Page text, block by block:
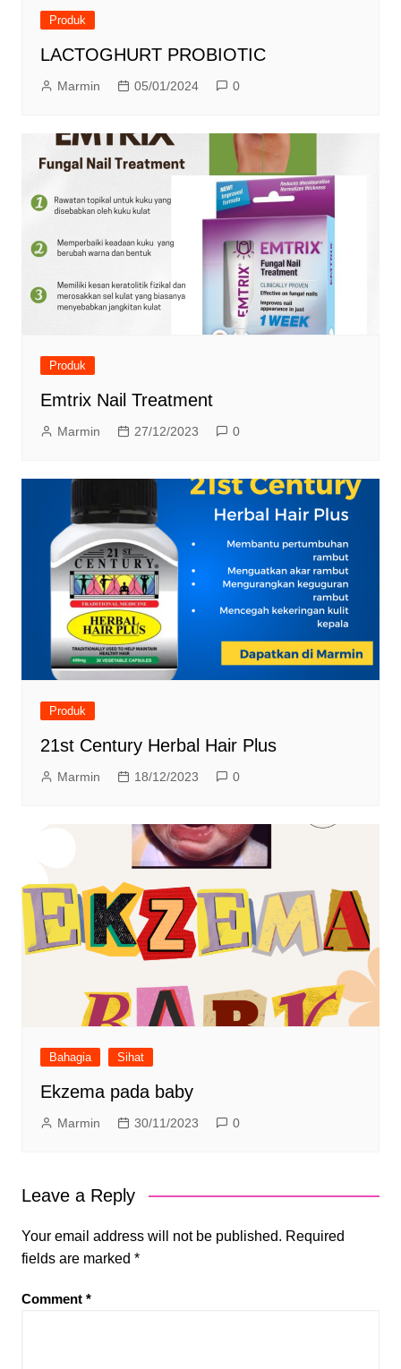
Produk
LACTOGHURT PROBIOTIC
Marmin 05/01/2024 0
Produk
Emtrix Nail Treatment
Marmin 27/12/2023 0
Produk
21st Century Herbal Hair Plus
Marmin 18/12/2023 0
Bahagia Sihat
Ekzema pada baby
Marmin 30/11/2023 0
Leave a Reply
Your email address will not be published. Required
fields are marked *
Comment *